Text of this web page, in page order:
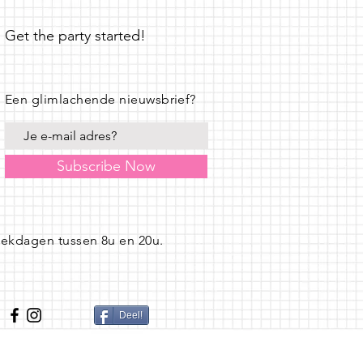
Get the party started!
tussen 8u en 20u.
Een glimlachende nieuwsbrief?
Subscribe Now
Deel!